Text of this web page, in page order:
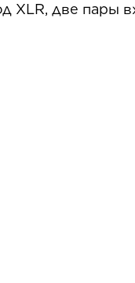
XLR, две пары